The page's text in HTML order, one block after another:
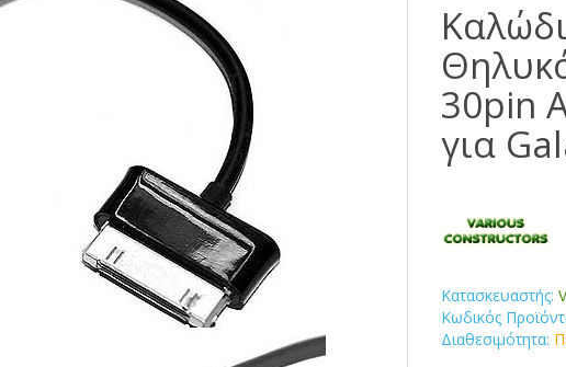
30pin
για
Κατασκευαστής:
Κωδικός
Διαθεσιμότητα: